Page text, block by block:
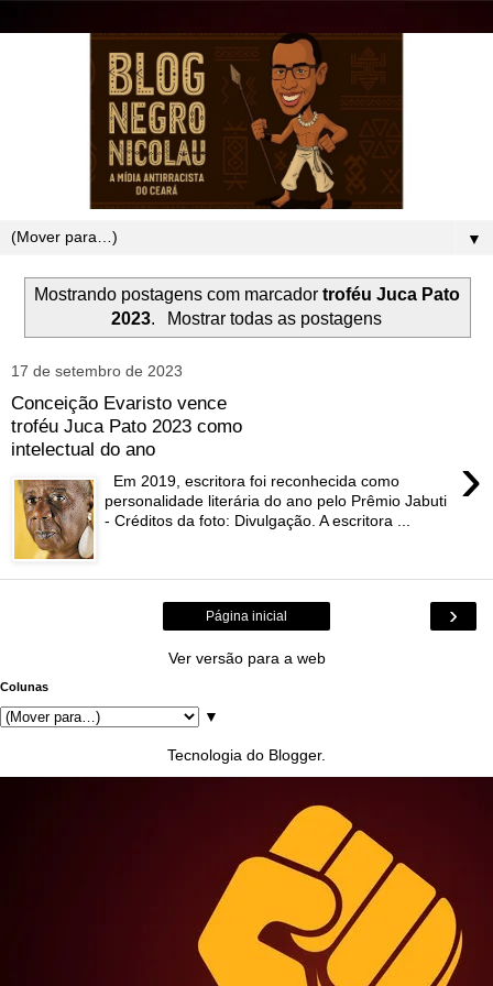
▼
Mostrando postagens com marcador troféu Juca Pato
2023. Mostrar todas as postagens
17 de setembro de 2023
Conceição Evaristo vence
troféu Juca Pato 2023 como
intelectual do ano
›
Em 2019, escritora foi reconhecida como
personalidade literária do ano pelo Prêmio Jabuti
- Créditos da foto: Divulgação. A escritora ...
›
Página inicial
Ver versão para a web
Colunas
▼
Tecnologia do Blogger.